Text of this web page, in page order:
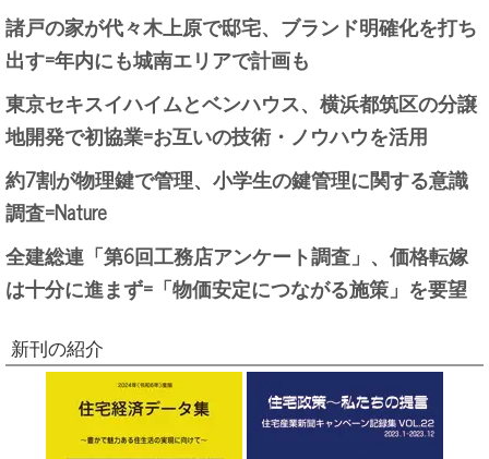
諸戸の家が代々木上原で邸宅、ブランド明確化を打ち
出す=年内にも城南エリアで計画も
東京セキスイハイムとベンハウス、横浜都筑区の分譲
地開発で初協業=お互いの技術・ノウハウを活用
約7割が物理鍵で管理、小学生の鍵管理に関する意識
調査=Nature
全建総連「第6回工務店アンケート調査」、価格転嫁
は十分に進まず=「物価安定につながる施策」を要望
新刊の紹介